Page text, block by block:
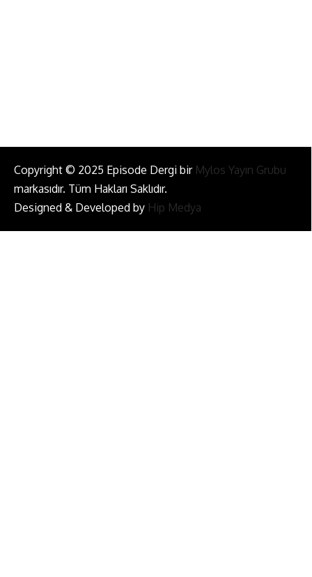
Copyright © 2025 Episode Dergi bir Mylos Yayın Grubu
markasıdır. Tüm Hakları Saklıdır.
Designed & Developed by Hip Medya